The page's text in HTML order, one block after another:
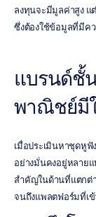
ลงทุนจะมีมูลค่าสูง แ
ซึ่งต้องใช้ข้อมูลที่มีค
แบรนด์ชั้
พาณิชย์มี
เมื่อประเมินหาชุดหูฟั
อย่างมั่นคงอยู่หลาย
สำคัญในด้านที่แตกต่
จนถึงแพลตฟอร์มที่เ